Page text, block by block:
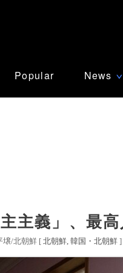
Popular News ∨
主義」、最
壌/北朝鮮 [ 北朝鮮 韓国・北朝鮮 ]